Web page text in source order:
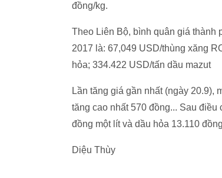
đồng/kg.
Theo Liên Bộ, bình quân giá thành
2017 là: 67,049 USD/thùng xăng
hỏa; 334.422 USD/tấn dầu mazut
Lần tăng giá gần nhất (ngày 20.9),
tăng cao nhất 570 đồng... Sau
đồng một lít và dầu hỏa 13.110
Diệu Thùy